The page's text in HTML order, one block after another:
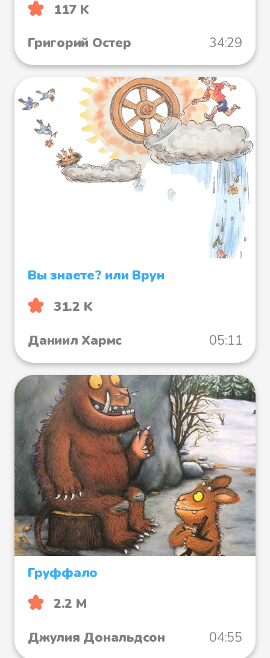
117 K
Григорий Остер
34:29
Вы знаете? или Врун
31.2 K
Даниил Хармс
05:11
Груффало
2.2 М
Джулия Дональдсон
04:55